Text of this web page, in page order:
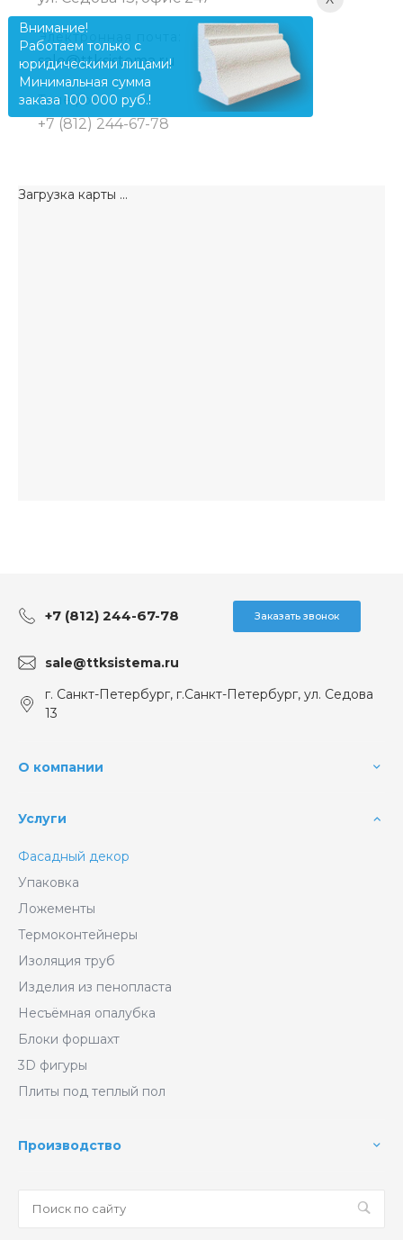
Электронная почта:
sale@ttksistema.ru
Телефон:
+7 (812) 244-67-78
Загрузка карты ...
+7 (812) 244-67-78 Заказать звонок
sale@ttksistema.ru
г. Санкт-Петербург, г.Санкт-Петербург, ул. Седова
13
О компании
Услуги
Фасадный декор
Упаковка
Ложементы
Термоконтейнеры
Изоляция труб
Изделия из пенопласта
Несъёмная опалубка
Блоки форшахт
3D фигуры
Плиты под теплый пол
Производство
Внимание!
Работаем только с
юридическими лицами!
Минимальная сумма
заказа 100 000 руб.!